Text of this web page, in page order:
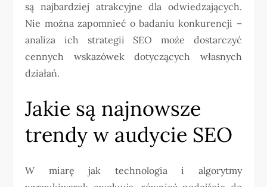
są najbardziej atrakcyjne dla odwiedzających.
Nie można zapomnieć o badaniu konkurencji –
analiza ich strategii SEO może dostarczyć
cennych wskazówek dotyczących własnych
działań.
Jakie są najnowsze
trendy w audycie SEO
W miarę jak technologia i algorytmy